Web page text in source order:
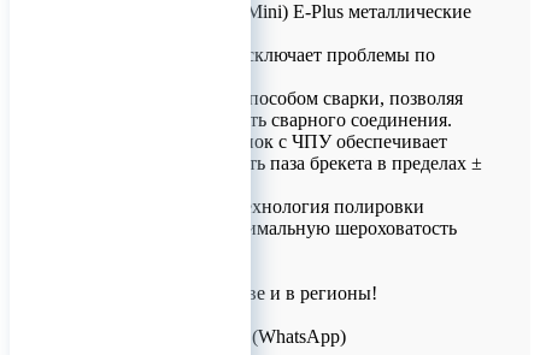
Shinye (Брекеты) (Mini) E-Plus металлические
Лазерная сварка исключает проблемы по
с традиционным способом сварки, позволяя
повысить прочность сварного соединения.
Швейцарский станок с ЧПУ обеспечивает
размерную точность паза брекета в пределах ±
Инновационная технология полировки
обеспечивает минимальную шероховатость
Доставка по Москве и в регионы!
+7 (926) 209-09-94 (WhatsApp)